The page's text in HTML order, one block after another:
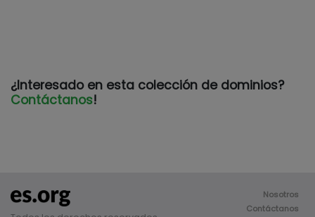
¿Interesado en esta colección de dominios?
Contáctanos!
Nosotros
Contáctanos